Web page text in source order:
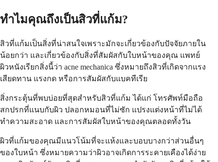
ทำไมคุณถึงเป็นสิวที่แก้ม?
สิวที่แก้มเป็นสิ่งที่น่าสนใจเพราะมักจะเกี่ยวข้องกับปัจจัยภายใน
น้อยกว่า และเกี่ยวข้องกับสิ่งที่สัมผัสกับใบหน้าของคุณ แพทย์
ผิวหนังเรียกสิ่งนี้ว่า acne mechanica ซึ่งหมายถึงสิวที่เกิดจากแรง
เสียดทาน แรงกด หรือการสัมผัสกับแบคทีเรีย
สิ่งกระตุ้นที่พบบ่อยที่สุดสำหรับสิวที่แก้ม ได้แก่ โทรศัพท์มือถือ
สกปรกที่แนบกับผิว ปลอกหมอนที่ไม่ซัก แปรงแต่งหน้าที่ไม่ได้
ทำความสะอาด และการสัมผัสใบหน้าของคุณตลอดทั้งวัน
ผิวที่แก้มของคุณมีแนวโน้มที่จะแห้งและบอบบางกว่าส่วนอื่นๆ
ของใบหน้า ซึ่งหมายความว่าผิวอาจเกิดการระคายเคืองได้ง่าย